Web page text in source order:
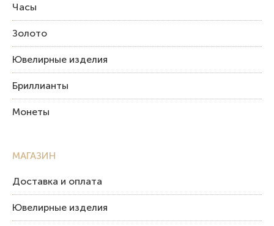
Часы
Золото
Ювелирные изделия
Бриллианты
Монеты
МАГАЗИН
Доставка и оплата
Ювелирные изделия